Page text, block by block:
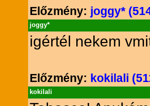
Előzmény: joggy*
joggy*
igértél nekem
Előzmény: kokilali
kokilali